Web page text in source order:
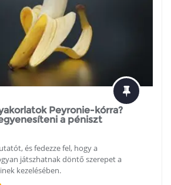
Peyronie-kórra?
a péniszt
és fedezze fel, hogy a
játszhatnak döntő szerepet a
kezelésében.